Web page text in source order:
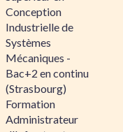
Conception
Industrielle de
Systèmes
Mécaniques -
Bac+2 en continu
(Strasbourg)
Formation
Administrateur